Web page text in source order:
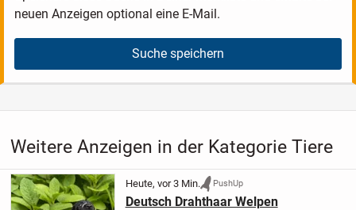
neuen Anzeigen optional eine E-Mail.
Suche speichern
Weitere Anzeigen in der Kategorie Tiere
Heute, vor 3 Min. PushUp
Deutsch Drahthaar Welpen